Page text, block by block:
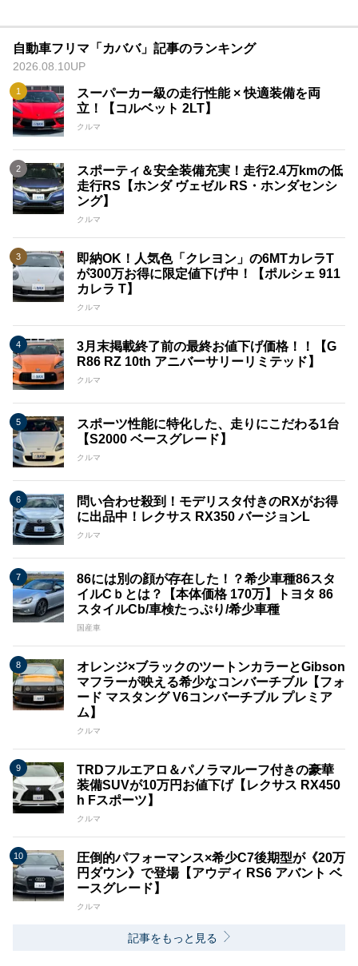
自動車フリマ「カババ」記事のランキング
2026.08.10UP
スーパーカー級の走行性能 × 快適装備を両
立！【コルベット 2LT】
クルマ
スポーティ＆安全装備充実！走行2.4万kmの低
走行RS【ホンダ ヴェゼル RS・ホンダセンシ
ング】
クルマ
即納OK！人気色「クレヨン」の6MTカレラT
が300万お得に限定値下げ中！【ポルシェ 911
カレラ T】
クルマ
3月末掲載終了前の最終お値下げ価格！！【G
R86 RZ 10th アニバーサリーリミテッド】
クルマ
スポーツ性能に特化した、走りにこだわる1台
【S2000 ベースグレード】
クルマ
問い合わせ殺到！モデリスタ付きのRXがお得
に出品中！レクサス RX350 バージョンL
クルマ
86には別の顔が存在した！？希少車種86スタ
イルCｂとは？【本体価格 170万】トヨタ 86
スタイルCb/車検たっぷり/希少車種
国産車
オレンジ×ブラックのツートンカラーとGibson
マフラーが映える希少なコンバーチブル【フォ
ード マスタング V6コンバーチブル プレミア
ム】
クルマ
TRDフルエアロ＆パノラマルーフ付きの豪華
装備SUVが10万円お値下げ【レクサス RX450
h Fスポーツ】
クルマ
圧倒的パフォーマンス×希少C7後期型が《20万
円ダウン》で登場【アウディ RS6 アバント ベ
ースグレード】
クルマ
記事をもっと見る